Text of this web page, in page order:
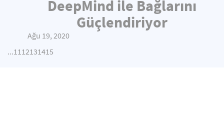
DeepMind ile Bağlarını
Güçlendiriyor
Ağu 19, 2020
...1112131415